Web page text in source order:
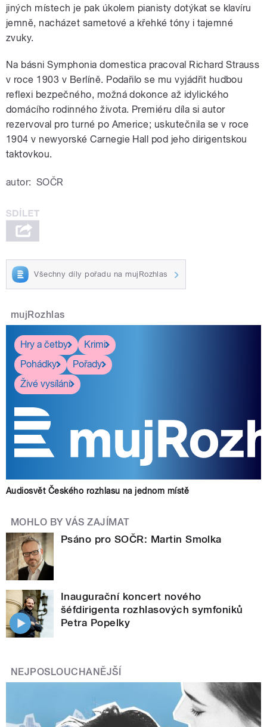
jiných místech je pak úkolem pianisty dotýkat se klavíru
jemně, nacházet sametové a křehké tóny i tajemné
zvuky.
Na básni Symphonia domestica pracoval Richard Strauss
v roce 1903 v Berlíně. Podařilo se mu vyjádřit hudbou
reflexi bezpečného, možná dokonce až idylického
domácího rodinného života. Premiéru díla si autor
rezervoval pro turné po Americe; uskutečnila se v roce
1904 v newyorské Carnegie Hall pod jeho dirigentskou
taktovkou.
autor: SOČR
Všechny díly pořadu na mujRozhlas
mujRozhlas
Hry a četby
Krimi
Pohádky
Pořady
Živé vysílání
Audiosvět Českého rozhlasu na jednom místě
MOHLO BY VÁS ZAJÍMAT
Psáno pro SOČR: Martin Smolka
Inaugurační kon­cert nového
šéfdirigenta rozhlasových symfoniků
Petra Popelky
NEJPOSLOUCHANĚJŠÍ